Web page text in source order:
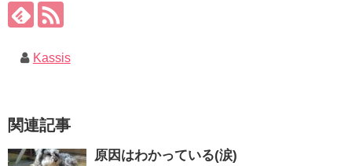
Kassis
関連記事
原因はわかっている(涙)